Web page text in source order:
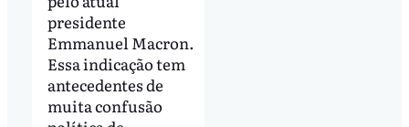
presidente
Emmanuel Macron.
Essa indicação tem
antecedentes de
muita confusão